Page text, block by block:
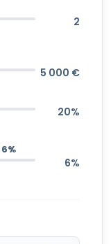
2
5 000 €
20%
6%
6%